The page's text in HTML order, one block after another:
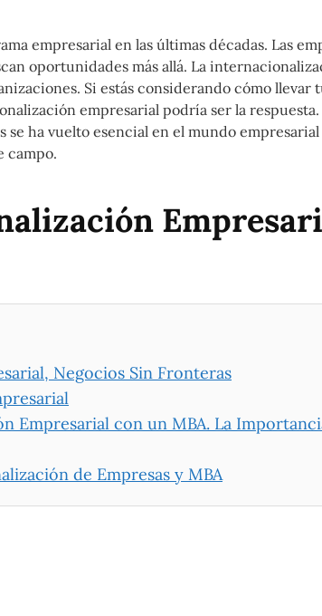
empresarial en las últimas décadas. Las
oportunidades más allá. La
Si estás considerando cómo llevar
empresarial podría ser la
ha vuelto esencial en el mundo
campo.
Negocios Sin Fronteras
Empresarial con un MBA. La
de Empresas y MBA